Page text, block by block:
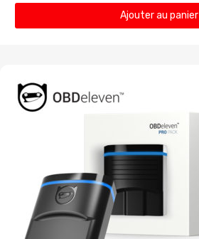
Ajouter au panier